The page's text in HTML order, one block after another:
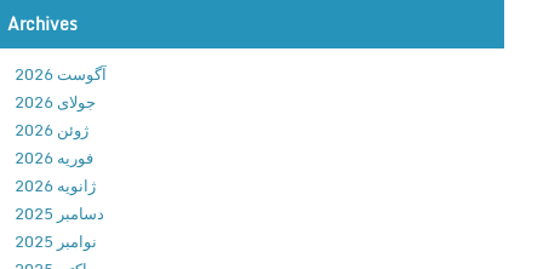
u
d
–
S
h
a
r
e
Archives
آگوست 2026
جولای 2026
ژوئن 2026
فوریه 2026
ژانویه 2026
دسامبر 2025
نوامبر 2025